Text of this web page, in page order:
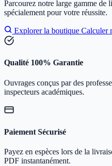
Parcourez notre large gamme de
spécialement pour votre réussite.
Explorer la boutique Calculer
Qualité 100% Garantie
Ouvrages conçus par des
inspecteurs académiques.
Paiement Sécurisé
Payez en espèces lors de la
PDF instantanément.